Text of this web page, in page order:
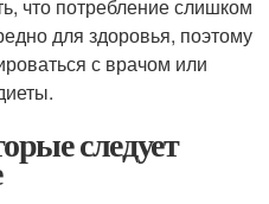
что потребление слишком
для здоровья, поэтому
с врачом или
следует